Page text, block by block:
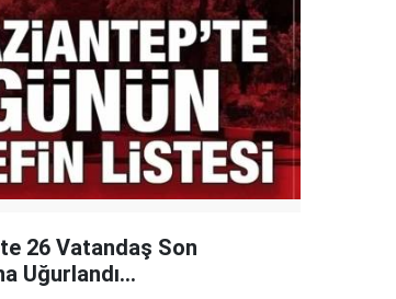
26 Vatandaş Son
Uğurlandı...